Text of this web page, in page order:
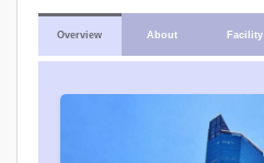
Overview About Facility